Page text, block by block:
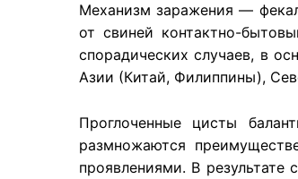
Механизм заражения —
от свиней контактно-
спорадических случаев, в
Азии (Китай, Филиппины),
Проглоченные цисты
размножаются
проявлениями. В